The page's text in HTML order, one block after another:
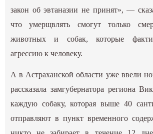
закон об эвтаназии не принят», —
что умерщвлять смогут только
животных и собак, которые
агрессию к человеку.
А в Астраханской области уже ввели
рассказала замгубернатора региона
каждую собаку, которая выше 40
отправляют в пункт временного